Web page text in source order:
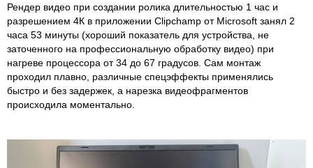
Рендер видео при создании ролика длительностью 1 час и
разрешением 4К в приложении Clipchamp от Microsoft занял 2
часа 53 минуты (хороший показатель для устройства, не
заточенного на профессиональную обработку видео) при
нагреве процессора от 34 до 67 градусов. Сам монтаж
проходил плавно, различные спецэффекты применялись
быстро и без задержек, а нарезка видеофрагментов
происходила моментально.